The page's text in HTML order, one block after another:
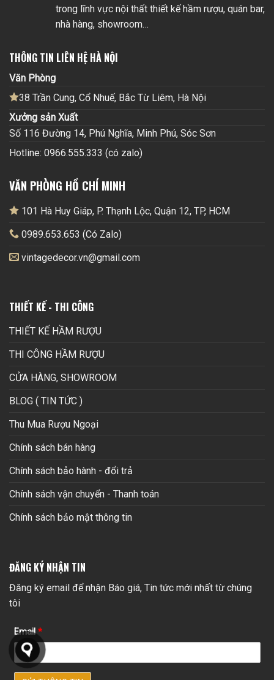
trong lĩnh vực nội thất thiết kế hầm rượu, quán bar,
nhà hàng, showroom…
THÔNG TIN LIÊN HỆ HÀ NỘI
Văn Phòng
38 Trần Cung, Cổ Nhuế, Bắc Từ Liêm, Hà Nội
Xưởng sản Xuất
Số 116 Đường 14, Phú Nghĩa, Minh Phú, Sóc Sơn
Hotline: 0966.555.333 (có zalo)
VĂN PHÒNG HỒ CHÍ MINH
101 Hà Huy Giáp, P. Thạnh Lộc, Quận 12, TP, HCM
0989.653.653 (Có Zalo)
vintagedecor.vn@gmail.com
THIẾT KẾ - THI CÔNG
THIẾT KẾ HẦM RƯỢU
THI CÔNG HẦM RƯỢU
CỬA HÀNG, SHOWROOM
BLOG ( TIN TỨC )
Thu Mua Rượu Ngoại
Chính sách bán hàng
Chính sách bảo hành - đổi trả
Chính sách vận chuyển - Thanh toán
Chính sách bảo mật thông tin
ĐĂNG KÝ NHẬN TIN
Đăng ký email để nhận Báo giá, Tin tức mới nhất từ chúng
tôi
Email*